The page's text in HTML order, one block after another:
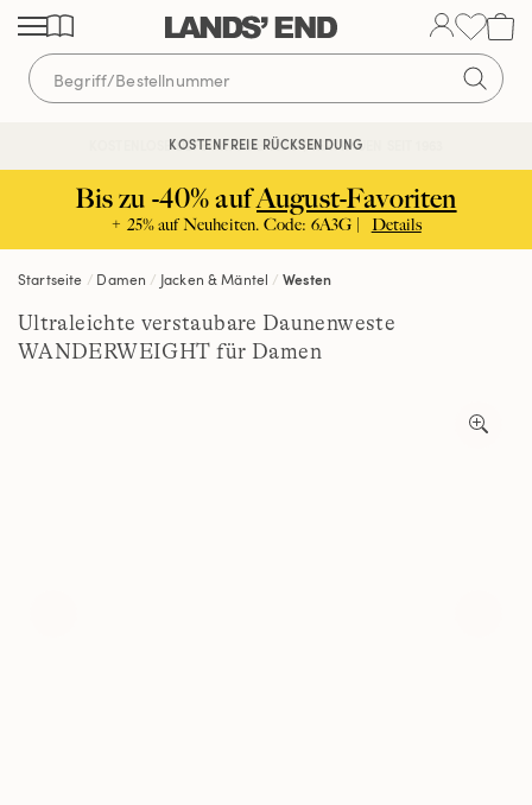
Direkt
zum
Inhalt
Direkt
zur
Navigation
Direkt
zur
Suche
KOSTENLOSE LIEFERUNG AB 120€ | VERTRAUEN SEIT 1963
KOSTENFREIE RÜCKSENDUNG
Bis zu -40% aufAugust-Favoriten
+ 25% auf Neuheiten. Code: 6A3G | Details
Startseite Damen Jacken & Mäntel Westen
Ultraleichte verstaubare Daunenweste
WANDERWEIGHT für Damen